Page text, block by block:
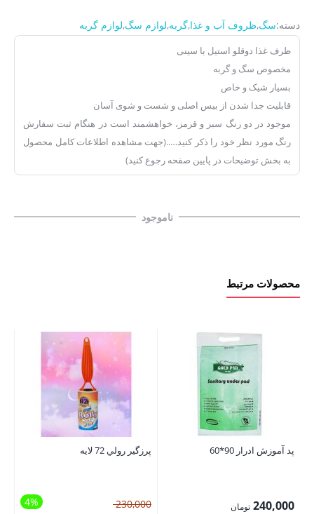
دسته:سگ,ظروف آب و غذا,گربه,لوازم سگ,لوازم گربه
ظرف غذا دوقلو استیل با سینی
مخصوص سگ و گربه
بسیار شیک و خاص
قابلیت جدا شدن از بیس اصلی و شست و شوی آسان
موجود در دو رنگ سبز و قرمز، خواهشمند است در هنگام ثبت سفارش
رنگ مورد نظر خود را ذکر کنید…..(جهت مشاهده اطلاعات کامل محصول
به بخش توضیحات در پایین صفحه رجوع کنید)
ناموجود
محصولات مرتبط
پد آموزش ادرار 90*60
240,000 تومان
پرزگير رولي 72 لايه
4% 230,000قیمت